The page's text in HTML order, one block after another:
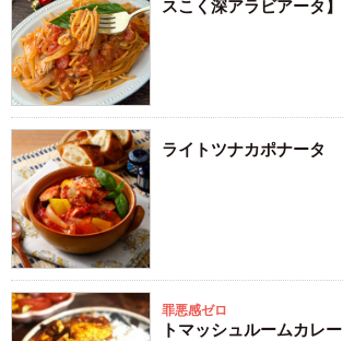
スこく深アラビアータ】
ライトツナカポナータ
罪悪感ゼロ
トマッシュルームカレー